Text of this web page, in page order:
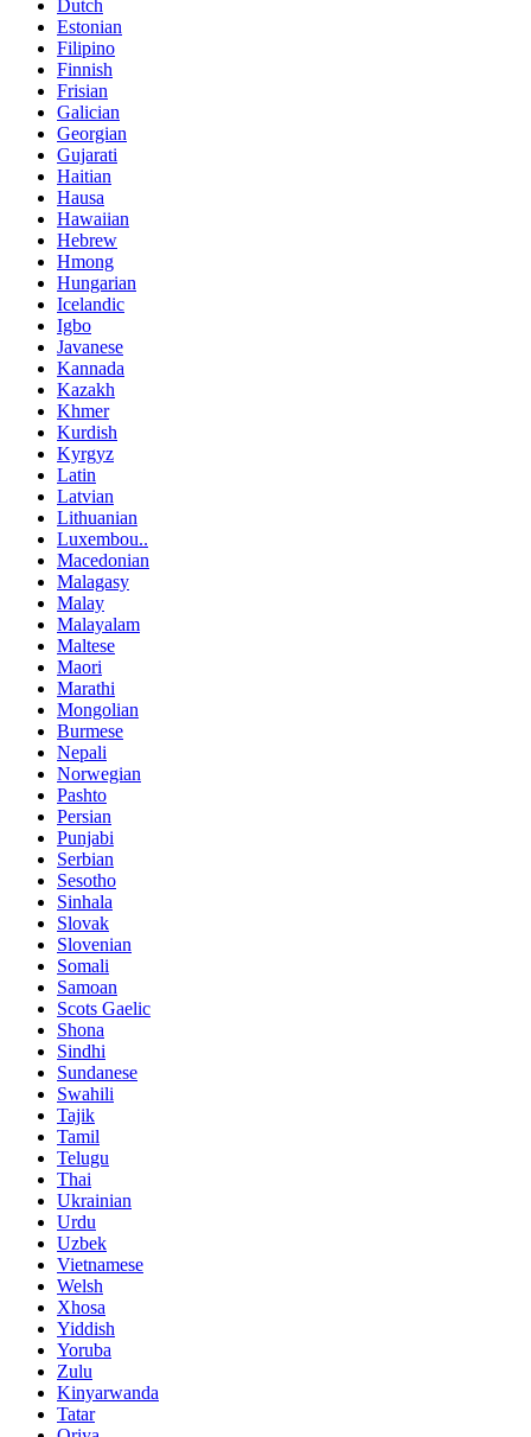
Dutch
Estonian
Filipino
Finnish
Frisian
Galician
Georgian
Gujarati
Haitian
Hausa
Hawaiian
Hebrew
Hmong
Hungarian
Icelandic
Igbo
Javanese
Kannada
Kazakh
Khmer
Kurdish
Kyrgyz
Latin
Latvian
Lithuanian
Luxembou..
Macedonian
Malagasy
Malay
Malayalam
Maltese
Maori
Marathi
Mongolian
Burmese
Nepali
Norwegian
Pashto
Persian
Punjabi
Serbian
Sesotho
Sinhala
Slovak
Slovenian
Somali
Samoan
Scots Gaelic
Shona
Sindhi
Sundanese
Swahili
Tajik
Tamil
Telugu
Thai
Ukrainian
Urdu
Uzbek
Vietnamese
Welsh
Xhosa
Yiddish
Yoruba
Zulu
Kinyarwanda
Tatar